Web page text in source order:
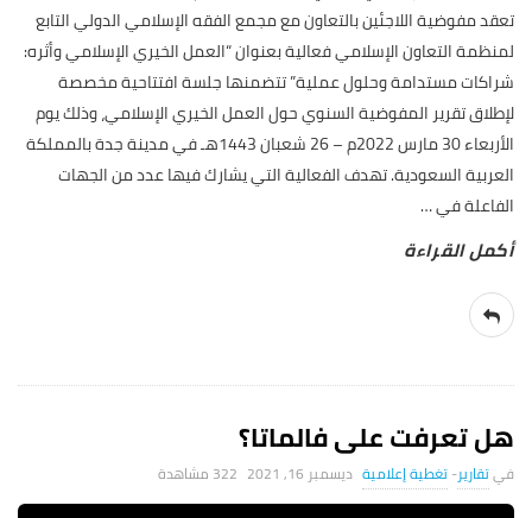
تعقد مفوضية اللاجئين بالتعاون مع مجمع الفقه الإسلامي الدولي التابع
لمنظمة التعاون الإسلامي فعالية بعنوان “العمل الخيري الإسلامي وأثره:
شراكات مستدامة وحلول عملية” تتضمنها جلسة افتتاحية مخصصة
لإطلاق تقرير المفوضية السنوي حول العمل الخيري الإسلامي، وذلك يوم
الأربعاء 30 مارس 2022م – 26 شعبان 1443هـ في مدينة جدة بالمملكة
العربية السعودية. تهدف الفعالية التي يشارك فيها عدد من الجهات
الفاعلة في…
هل تعرفت على فالماتا؟
تقارير-تغطية إعلامية ديسمبر 16, 2021 322 ‎مشاهدة